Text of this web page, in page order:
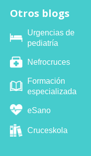
Otros blogs
Urgencias de
pediatría
Nefrocruces
Formación
especializada
eSano
Cruceskola